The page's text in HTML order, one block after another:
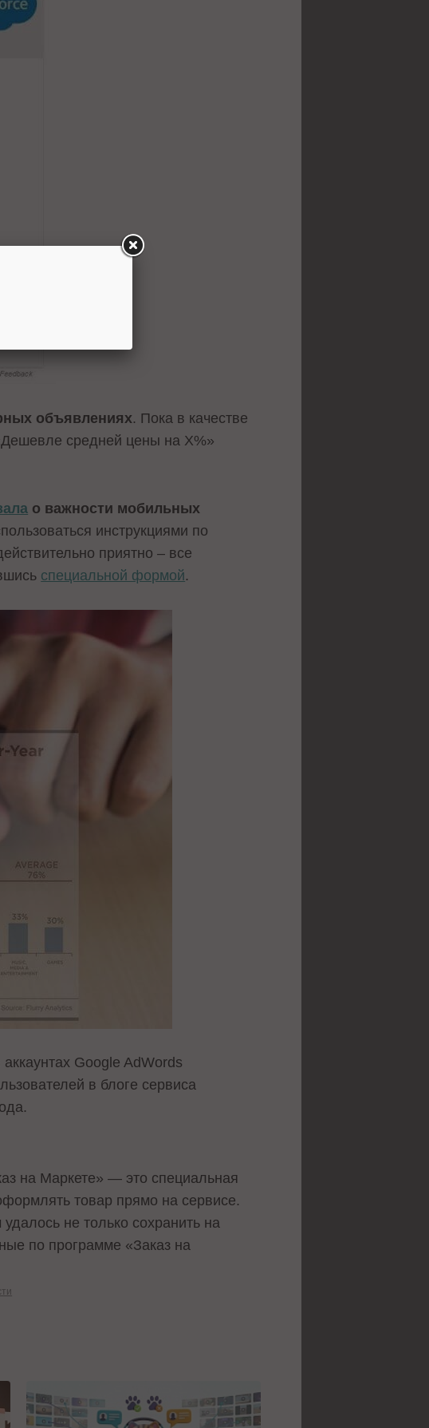
объявлениях. Пока в качестве
средней цены на Х%»
о важности мобильных
инструкциями по
приятно – все
специальной формой.
Google AdWords
в блоге сервиса
на Маркете» — это специальная
товар прямо на сервисе.
не только сохранить на
по программе «Заказ на